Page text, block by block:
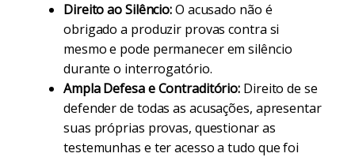
Direito ao Silêncio:O acusado não é
obrigado a produzir provas contra si
mesmo e pode permanecer em silêncio
durante o interrogatório.
Ampla Defesa e Contraditório: Direito de se
defender de todas as acusações, apresentar
suas próprias provas, questionar as
testemunhas e ter acesso a tudo que foi